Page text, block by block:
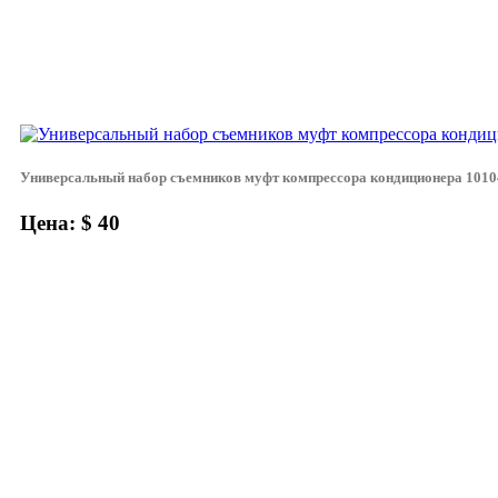
Универсальный набор съемников муфт компрессора кондиционера
Цена: $ 40